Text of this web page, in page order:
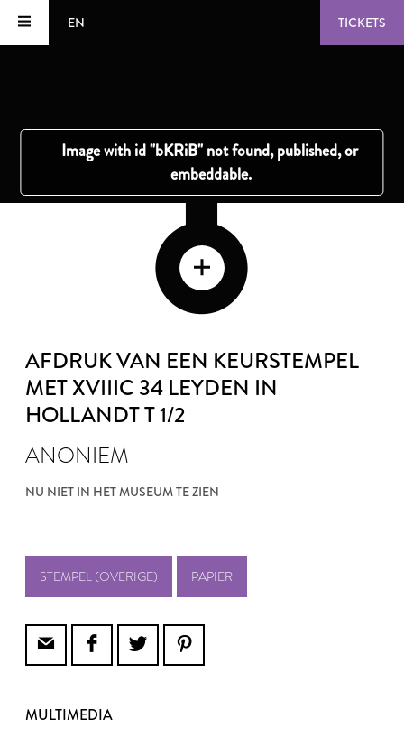
EN TICKETS
AFDRUK VAN EEN KEURSTEMPEL
MET XVIIIC 34 LEYDEN IN
HOLLANDT T 1/2
ANONIEM
NU NIET IN HET MUSEUM TE ZIEN
STEMPEL (OVERIGE) PAPIER
MULTIMEDIA